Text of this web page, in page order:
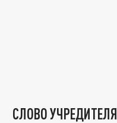
СЛОВО УЧРЕДИТЕЛЯ